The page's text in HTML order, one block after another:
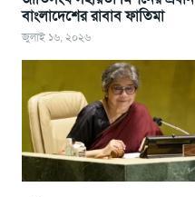
বাংলাদেশের রাবাব ফাতিমা
জুলাই ১৬, ২০২৬